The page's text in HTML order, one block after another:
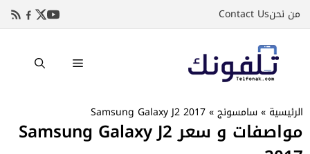
إلىمن نحنContact Us
القائمة
الرئيسية »سامسونج»
Samsung Galaxy J2 2017
مواصفات و سعر Samsung Galaxy J2